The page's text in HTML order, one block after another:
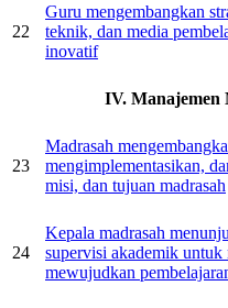
22
Guru mengembangkan
teknik, dan media
inovatif
IV. Manajemen
23
Madrasah
mengimplementasikan,
misi, dan tujuan madrasah
24
Kepala madrasah
supervisi akademik untuk
mewujudkan